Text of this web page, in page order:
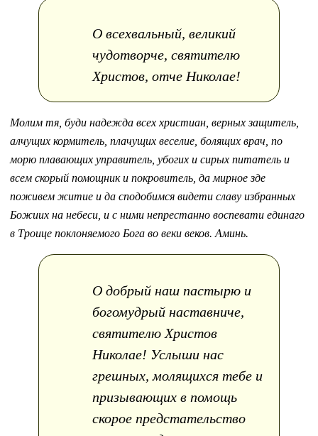
О всехвальный, великий
чудотворче, святителю
Христов, отче Николае!
Молим тя, буди надежда всех христиан, верных защитель,
алчущих кормитель, плачущих веселие, болящих врач, по
морю плавающих управитель, убогих и сирых питатель и
всем скорый помощник и покровитель, да мирное зде
поживем житие и да сподобимся видети славу избранных
Божиих на небеси, и с ними непрестанно воспевати единаго
в Троице поклоняемого Бога во веки веков. Аминь.
О добрый наш пастырю и
богомудрый наставниче,
святителю Христов
Николае! Услыши нас
грешных, молящихся тебе и
призывающих в помощь
скорое предстательство